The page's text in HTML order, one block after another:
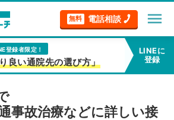
無料 電話相談 menu
登録者限定！
良い通院先の選び方」
LINEに
登録
事故治療などに詳しい接